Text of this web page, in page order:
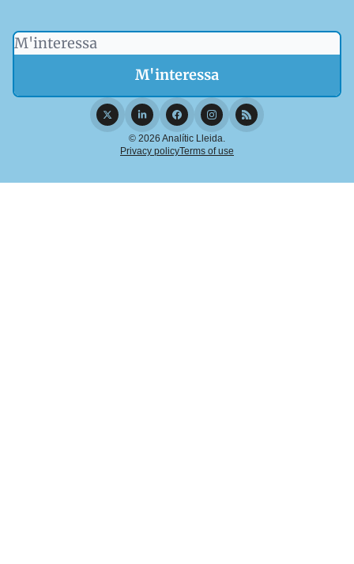
© 2026 Analític Lleida.
Privacy policyTerms of use